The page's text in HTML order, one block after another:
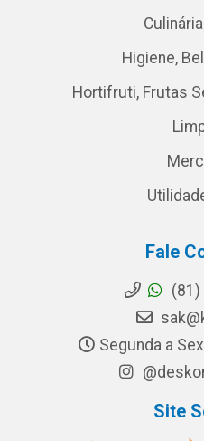
Higiene,
Hortifruti, Frutas
Fale
(81)
Segunda a
Site